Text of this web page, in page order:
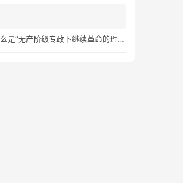
是“无产阶级专政下继续革命的理论”？